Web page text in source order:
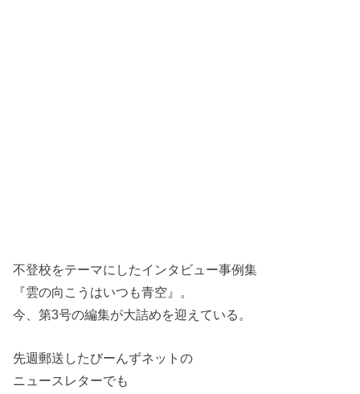
不登校をテーマにしたインタビュー事例集
『雲の向こうはいつも青空』。
今、第3号の編集が大詰めを迎えている。
先週郵送したびーんずネットの
ニュースレターでも